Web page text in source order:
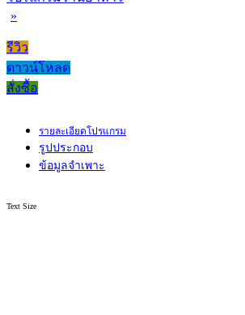
»
รีวิว
ดาวน์โหลด
สั่งซื้อ
รายละเอียดโปรแกรม
รูปประกอบ
ข้อมูลจำเพาะ
Text Size